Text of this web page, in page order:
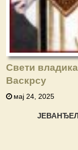
Свети
Васкрсу
мај 24, 2025